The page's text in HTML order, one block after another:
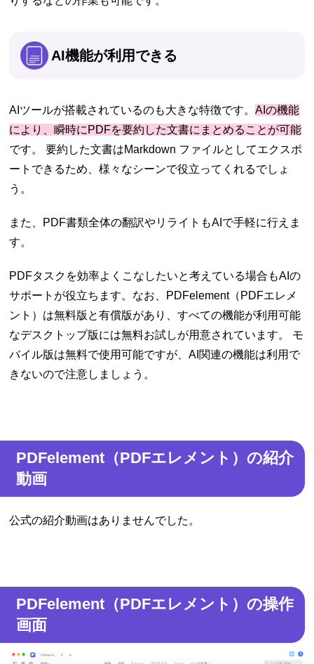
AI機能が利用できる
AIツールが搭載されているのも大きな特徴です。AIの機能
により、瞬時にPDFを要約した文書にまとめることが可能
です。 要約した文書はMarkdown ファイルとしてエクスポ
ートできるため、様々なシーンで役立ってくれるでしょ
う。
また、PDF書類全体の翻訳やリライトもAIで手軽に行えま
す。
PDFタスクを効率よくこなしたいと考えている場合もAIの
サポートが役立ちます。なお、PDFelement（PDFエレメ
ント）は無料版と有償版があり、すべての機能が利用可能
なデスクトップ版には無料お試しが用意されています。 モ
バイル版は無料で使用可能ですが、AI関連の機能は利用で
きないので注意しましょう。
PDFelement（PDFエレメント）の紹介
動画
公式の紹介動画はありませんでした。
PDFelement（PDFエレメント）の操作
画面